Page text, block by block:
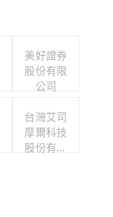
美好證券
股份有限
公司
台灣艾司
摩爾科技
股份有限